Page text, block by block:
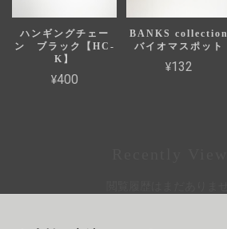
ハンギングチェー
ン ブラック【HC-
K】
¥400
BANKS collection
バイオマスポット
¥132